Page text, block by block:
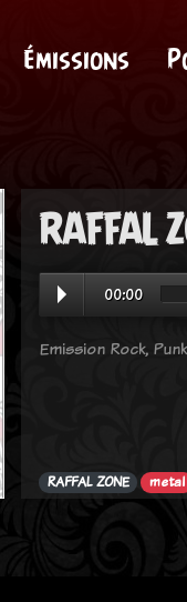
Émissions
RAFFAL
00:00
Emission Rock,
RAFFAL ZONE metal